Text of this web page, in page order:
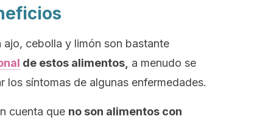
ajo, cebolla y limón son bastante
de estos alimentos, a menudo se
síntomas de algunas enfermedades.
cuenta que no son alimentos con